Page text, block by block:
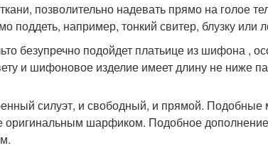
позволительно надевать прямо на голое
поддеть, например, тонкий свитер, блузку или
безупречно подойдет платьице из шифона ,
и шифоновое изделие имеет длину не ниже
силуэт, и свободный, и прямой. Подобные
шарфиком. Подобное